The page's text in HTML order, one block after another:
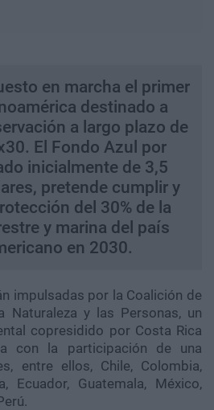
en marcha el primer
destinado a
a largo plazo de
El Fondo Azul por
inicialmente de 3,5
pretende cumplir y
del 30% de la
y marina del país
en 2030.
impulsadas por la Coalición de
Naturaleza y las Personas, un
copresidido por Costa Rica
con la participación de una
entre ellos, Chile, Colombia,
Ecuador, Guatemala, México,